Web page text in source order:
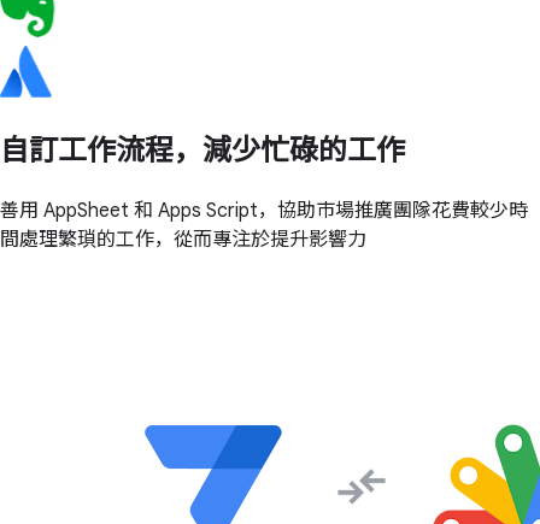
自訂工作流程，減少忙碌的工作
善用 AppSheet 和 Apps Script，協助市場推廣團隊花費較少時
間處理繁瑣的工作，從而專注於提升影響力